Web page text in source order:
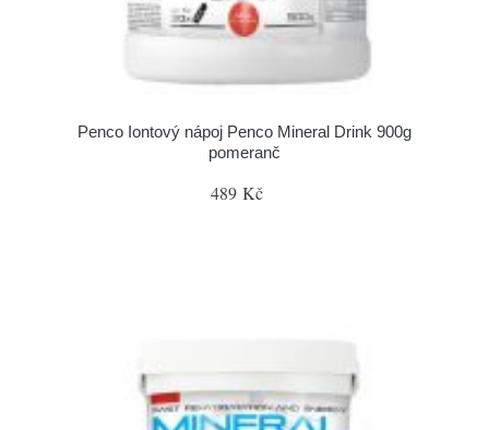
Penco Iontový nápoj Penco Mineral Drink 900g
pomeranč
489 Kč